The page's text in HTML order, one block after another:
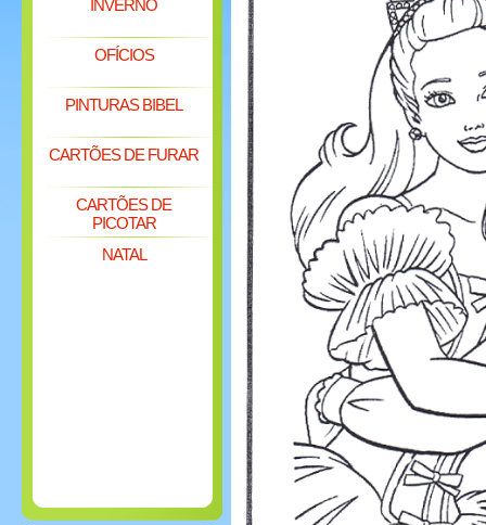
INVERNO
OFÍCIOS
PINTURAS BIBEL
CARTÕES DE FURAR
CARTÕES DE
PICOTAR
NATAL